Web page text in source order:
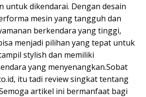
untuk dikendarai. Dengan desain
mesin yang tangguh dan
berkendara yang tinggi,
menjadi pilihan yang tepat untuk
stylish dan memiliki
yang menyenangkan.Sobat
itu tadi review singkat tentang
artikel ini bermanfaat bagi